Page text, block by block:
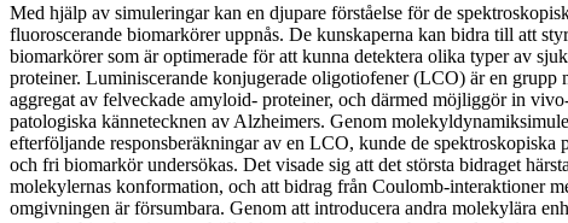
Med hjälp av simuleringar kan en djupare förståelse för de
fluoroscerande biomarkörer uppnås. De kunskaperna kan bidra till att
biomarkörer som är optimerade för att kunna detektera olika typer av
proteiner. Luminiscerande konjugerade oligotiofener (LCO) är en grupp
aggregat av felveckade amyloid- proteiner, och därmed möjliggör in
patologiska kännetecknen av Alzheimers. Genom
efterföljande responsberäkningar av en LCO, kunde de spektroskopiska
och fri biomarkör undersökas. Det visade sig att det största bidraget
molekylernas konformation, och att bidrag från Coulomb-interaktioner
omgivningen är försumbara. Genom att introducera andra molekylära